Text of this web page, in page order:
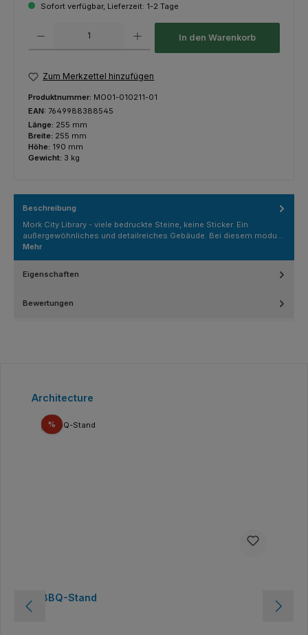
Sofort verfügbar, Lieferzeit: 1-2 Tage
In den Warenkorb
Zum Merkzettel hinzufügen
Produktnummer: MO01-010211-01
EAN: 7649988388545
Länge: 255 mm
Breite: 255 mm
Höhe: 190 mm
Gewicht: 3 kg
Beschreibung
Mork City Library - viele bedruckte Steine, keine Sticker. Ein
außergewöhnliches und detailreiches Gebäude. Bei diesem modu…
Mehr
Eigenschaften
Bewertungen
Produktgalerie überspringen
Architecture
%Rabatt
BBQ-Stand